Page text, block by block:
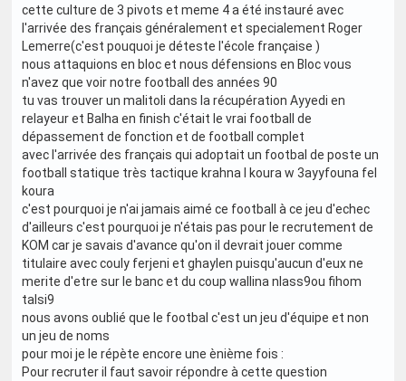
cette culture de 3 pivots et meme 4 a été instauré avec
l'arrivée des français généralement et specialement Roger
Lemerre(c'est pouquoi je déteste l'école française )
nous attaquions en bloc et nous défensions en Bloc vous
n'avez que voir notre football des années 90
tu vas trouver un malitoli dans la récupération Ayyedi en
relayeur et Balha en finish c'était le vrai football de
dépassement de fonction et de football complet
avec l'arrivée des français qui adoptait un footbal de poste un
football statique très tactique krahna l koura w 3ayyfouna fel
koura
c'est pourquoi je n'ai jamais aimé ce football à ce jeu d'echec
d'ailleurs c'est pourquoi je n'étais pas pour le recrutement de
KOM car je savais d'avance qu'on il devrait jouer comme
titulaire avec couly ferjeni et ghaylen puisqu'aucun d'eux ne
merite d'etre sur le banc et du coup wallina nlass9ou fihom
talsi9
nous avons oublié que le footbal c'est un jeu d'équipe et non
un jeu de noms
pour moi je le répète encore une ènième fois :
Pour recruter il faut savoir répondre à cette question